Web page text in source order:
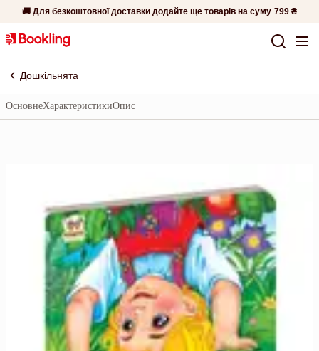
🚚 Для безкоштовної доставки додайте ще товарів на суму 799 ₴
Дошкільнята
ОсновнеХарактеристикиОпис